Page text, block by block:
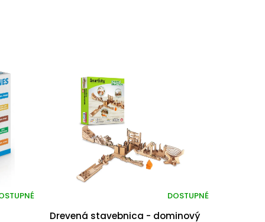
Drevená stavebnica - dominový
DOSTUPNÉ